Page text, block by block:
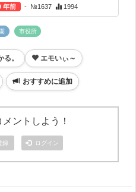
年前 - №1637 1994
市役所
る。 エモいぃ～
おすすめに追加
ントしよう！
録 ログイン